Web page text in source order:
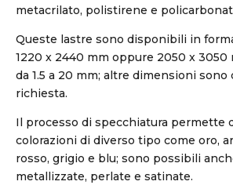
metacrilato, polistirene e
Queste lastre sono disponibili in
1220 x 2440 mm oppure 2050 x 3050
da 1.5 a 20 mm; altre dimensioni
richiesta.
Il processo di specchiatura permette
colorazioni di diverso tipo come oro,
rosso, grigio e blu; sono possibili
metallizzate, perlate e satinate.